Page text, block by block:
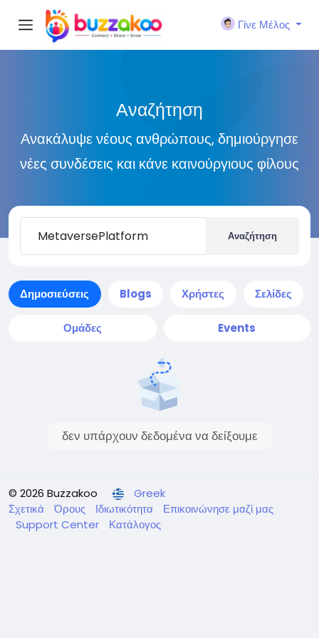
Γίνε Μέλος
Αναζήτηση
Ανακάλυψε νέους ανθρώπους, δημιούργησε
νέες συνδέσεις και κάνε καινούργιους φίλους
Αναζήτηση
Δημοσιεύσεις Blogs Χρήστες Σελίδες
Ομάδες Events
δεν υπάρχουν δεδομένα να δείξουμε
© 2026 Buzzakoo
Greek
Σχετικά
Όρους Ιδιωτικότητα
Επικοινώνησε μαζί μας
Support Center
Κατάλογος